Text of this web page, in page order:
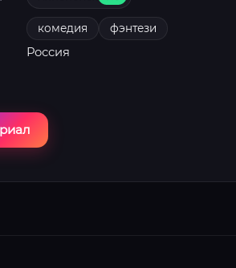
комедия фэнтези
Россия